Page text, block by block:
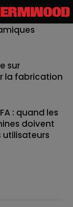
normatif
sur
la fabrication
: quand les
doivent
utilisateurs